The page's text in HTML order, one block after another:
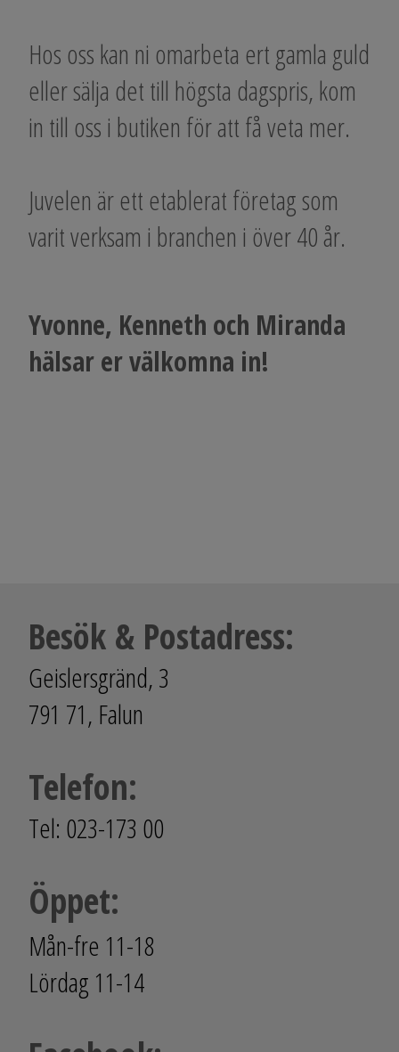
Hos oss kan ni omarbeta ert gamla guld
eller sälja det till högsta dagspris, kom
in till oss i butiken för att få veta mer.
Juvelen är ett etablerat företag som
varit verksam i branchen i över 40 år.
Yvonne, Kenneth och Miranda
hälsar er välkomna in!
Besök & Postadress:
Geislersgränd, 3
791 71, Falun
Telefon:
Tel: 023-173 00
Öppet:
Mån-fre 11-18
Lördag 11-14